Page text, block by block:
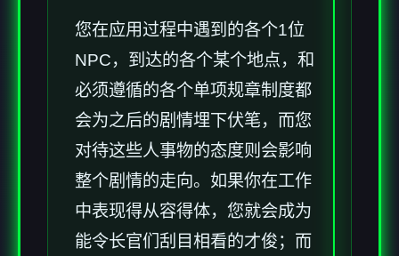
您在应用过程中遇到的各个1位
NPC，到达的各个某个地点，和
必须遵循的各个单项规章制度都
会为之后的剧情埋下伏笔，而您
对待这些人事物的态度则会影响
整个剧情的走向。如果你在工作
中表现得从容得体，您就会成为
能令长官们刮目相看的才俊；而